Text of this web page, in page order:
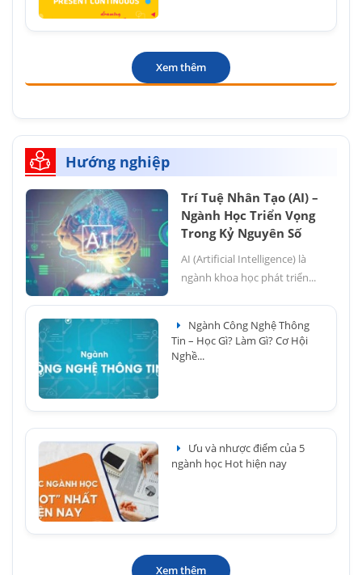
Xem thêm
Hướng nghiệp
Trí Tuệ Nhân Tạo (AI) –
Ngành Học Triển Vọng
Trong Kỷ Nguyên Số
AI (Artificial Intelligence) là
ngành khoa học phát triển...
Ngành Công Nghệ Thông
Tin – Học Gì? Làm Gì? Cơ Hội
Nghề...
Ưu và nhược điểm của 5
ngành học Hot hiện nay
Xem thêm